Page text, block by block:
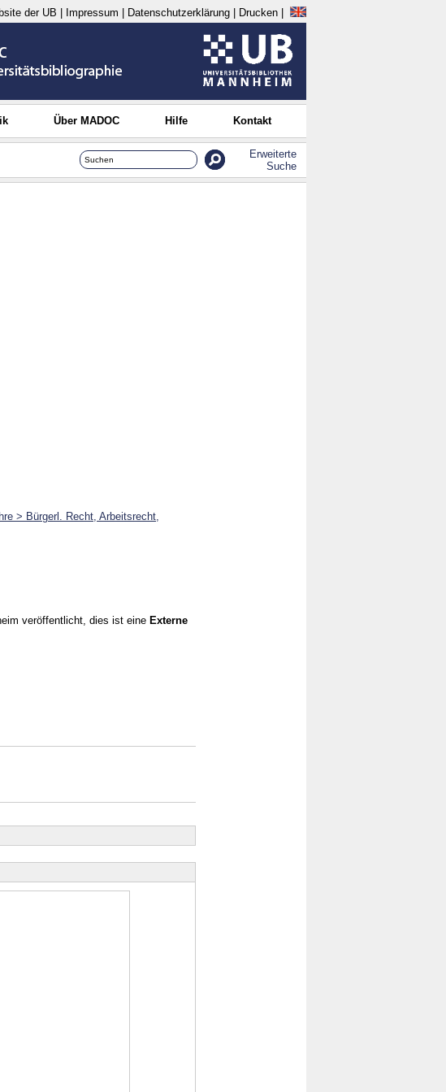
der UB Impressum Datenschutzerklärung Drucken
Über MADOC Hilfe Kontakt
Erweiterte
Suche
> Bürgerl. Recht, Arbeitsrecht,
veröffentlicht, dies ist eine Externe